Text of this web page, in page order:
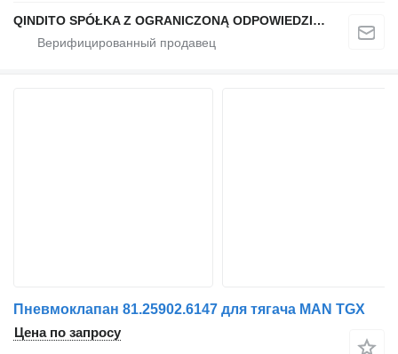
QINDITO SPÓŁKA Z OGRANICZONĄ ODPOWIEDZIALNOŚCIĄ
Пневмоклапан 81.25902.6147 для тягача MAN TGX
Цена по запросу